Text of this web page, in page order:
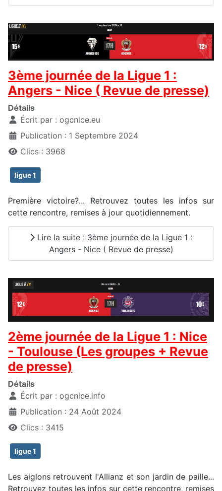
3ème journée de la Ligue 1 :
Angers - Nice ( Revue de presse)
Détails
Écrit par : ogcnice.eu
Publication : 1 Septembre 2024
Clics : 3968
ligue 1
Première victoire?... Retrouvez toutes les infos sur
cette rencontre, remises à jour quotidiennement.
Lire la suite : 3ème journée de la Ligue 1 :
Angers - Nice ( Revue de presse)
2ème journée de la Ligue 1 : Nice
- Toulouse (Les groupes + Revue
de presse)
Détails
Écrit par : ogcnice.info
Publication : 24 Août 2024
Clics : 3415
ligue 1
Les aiglons retrouvent l'Allianz et son jardin de paille...
Retrouvez toutes les infos sur cette rencontre, remises